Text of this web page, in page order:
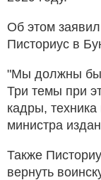
Об этом
Писториус в
"Мы должны
Три темы при
кадры,
министра
Также
вернуть